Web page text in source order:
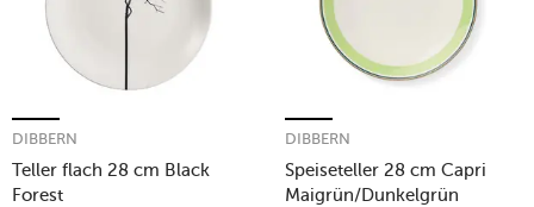
Teller flach 28 cm Black
Forest
DIBBERN
Speiseteller 28 cm Capri
Maigrün/Dunkelgrün
DIBBERN